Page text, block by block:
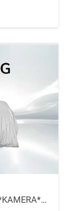
Selection 1.5 TSI DSG*ACC*PDC*KAMERA*TEMPOMAT*LED*SMARTLINK*KLIMA*RADIO*17-ZOLL